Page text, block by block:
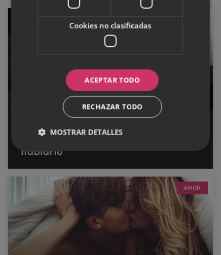
Señales que indican violencia de
género y cuándo es recomendable
hablarlo
AMOR
Cookies no clasificadas
ACEPTAR TODO
RECHAZAR TODO
MOSTRAR DETALLES